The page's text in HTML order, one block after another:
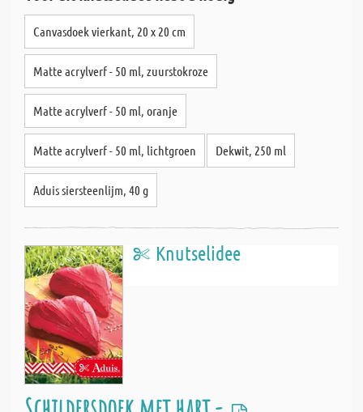
Canvasdoek vierkant, 20 x 20 cm
Matte acrylverf - 50 ml, zuurstokroze
Matte acrylverf - 50 ml, oranje
Matte acrylverf - 50 ml, lichtgroen Dekwit, 250 ml
Aduis siersteenlijm, 40 g
Knutselidee